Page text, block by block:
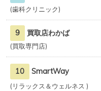
歯科クリニック
9 買取店わかば
買取専門店
10 SmartWay
リラックス＆ウェルネス